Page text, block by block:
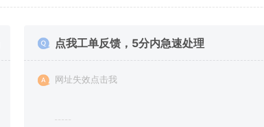
点我工单反馈，5分内急速处理
网址失效点击我